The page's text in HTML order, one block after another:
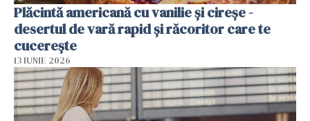
Plăcintă americană cu vanilie și cireșe -
desertul de vară rapid și răcoritor care te
cucerește
13 IUNIE 2026